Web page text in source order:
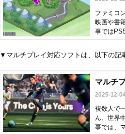
ファミコ
映画や書
事では
▼マルチプレイ対応ソフトは、以下の記
マルチ
2025-12-
複数人で
ん、世界
事では、